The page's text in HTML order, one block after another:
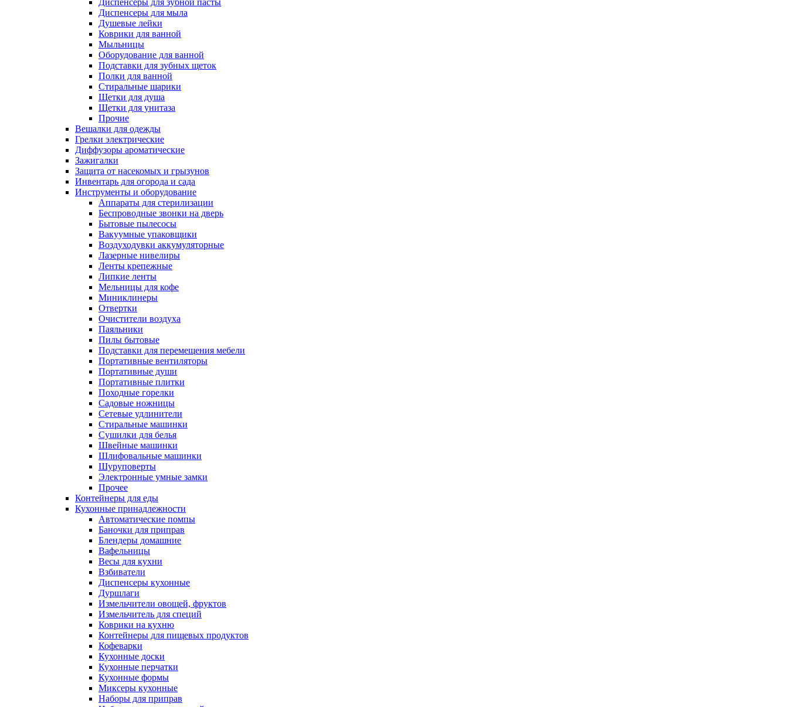
Диспенсеры для зубной пасты
Диспенсеры для мыла
Душевые лейки
Коврики для ванной
Мыльницы
Оборудование для ванной
Подставки для зубных щеток
Полки для ванной
Стиральные шарики
Щетки для душа
Щетки для унитаза
Прочие
Вешалки для одежды
Грелки электрические
Диффузоры ароматические
Зажигалки
Защита от насекомых и грызунов
Инвентарь для огорода и сада
Инструменты и оборудование
Аппараты для стерилизации
Беспроводные звонки на дверь
Бытовые пылесосы
Вакуумные упаковщики
Воздуходувки аккумуляторные
Лазерные нивелиры
Ленты крепежные
Липкие ленты
Мельницы для кофе
Миниклинеры
Отвертки
Очистители воздуха
Паяльники
Пилы бытовые
Подставки для перемещения мебели
Портативные вентиляторы
Портативные души
Портативные плитки
Походные горелки
Садовые ножницы
Сетевые удлинители
Стиральные машинки
Сушилки для белья
Швейные машинки
Шлифовальные машинки
Шуруповерты
Электронные умные замки
Прочее
Контейнеры для еды
Кухонные принадлежности
Автоматические помпы
Баночки для приправ
Блендеры домашние
Вафельницы
Весы для кухни
Взбиватели
Диспенсеры кухонные
Дуршлаги
Измельчители овощей, фруктов
Измельчитель для специй
Коврики на кухню
Контейнеры для пищевых продуктов
Кофеварки
Кухонные доски
Кухонные перчатки
Кухонные формы
Миксеры кухонные
Наборы для приправ